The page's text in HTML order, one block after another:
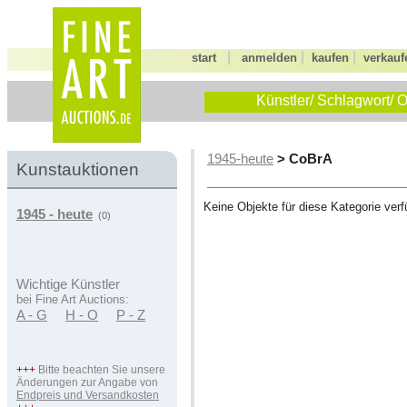
start anmelden kaufen
Künstler/ Schlagwort/
Kunstauktionen
1945 - heute (0)
Wichtige Künstler
bei Fine Art Auctions:
A - G H - O P - Z
+++ Bitte beachten Sie unsere
Änderungen zur Angabe von
Endpreis und Versandkosten
1945-heute > CoBrA
Keine Objekte für diese Kategorie